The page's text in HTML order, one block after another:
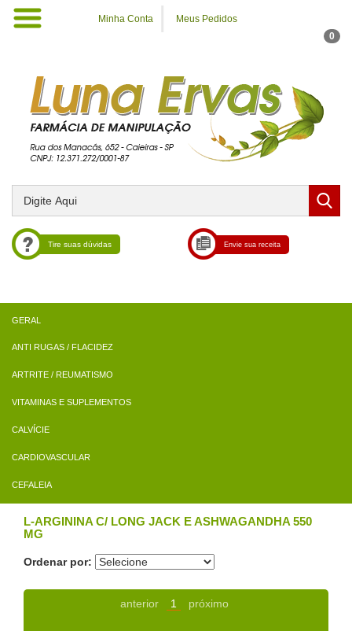
Minha Conta
Meus Pedidos
0
Tire suas dúvidas Envie sua receita
ANTI RUGAS / FLACIDEZ
ARTRITE / REUMATISMO
VITAMINAS E SUPLEMENTOS
CALVÍCIE
CARDIOVASCULAR
CEFALEIA
L-ARGININA C/ LONG JACK E ASHWAGANDHA 550
MG
Ordenar por:
anterior 1 próximo